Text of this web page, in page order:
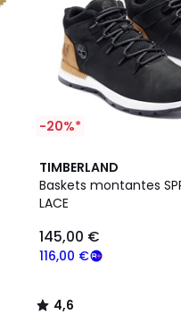
-20%*
TIMBERLAND
Baskets montantes
LACE
116,00 €
145,00 €
4,6
/ 5
4,6
/